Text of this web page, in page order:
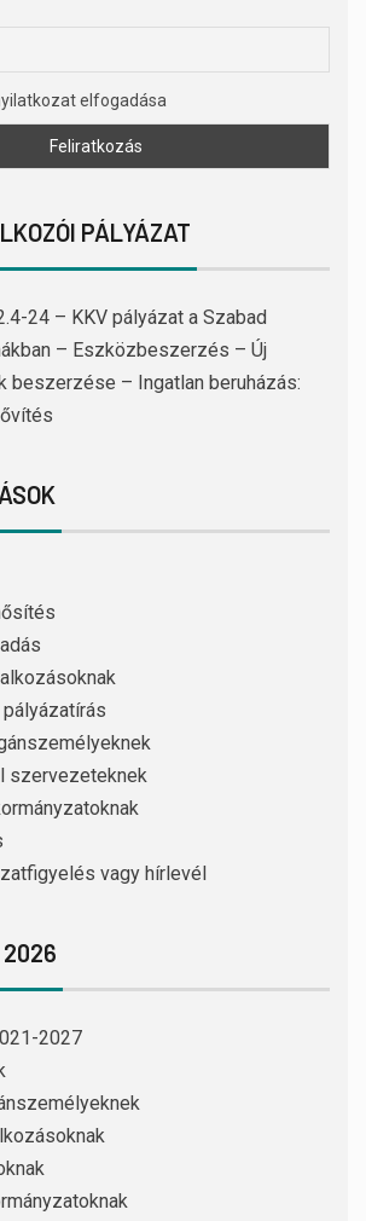
elfogadása
PÁLYÁZAT
24 – KKV pályázat a Szabad
– Eszközbeszerzés – Új
beszerzése – Ingatlan beruházás:
szervezeteknek
vagy hírlevél
2026
2027